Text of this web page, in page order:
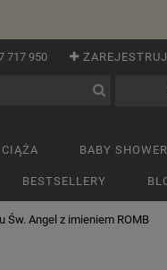
717 950
CIĄŻA BABY
BESTSELLERY
Św. Angel z imieniem ROMB